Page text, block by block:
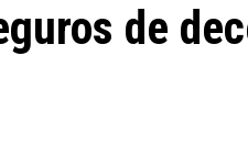
de